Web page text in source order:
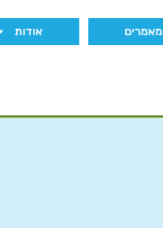
מאמרים אודות